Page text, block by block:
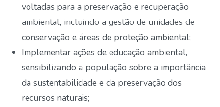
voltadas para a preservação e recuperação
ambiental, incluindo a gestão de unidades de
conservação e áreas de proteção ambiental;
Implementar ações de educação ambiental,
sensibilizando a população sobre a importância
da sustentabilidade e da preservação dos
recursos naturais;